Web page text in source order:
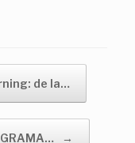
de la…
→